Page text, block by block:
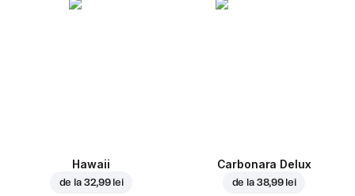
Hawaii
de la 32,99 lei
Carbonara Delux
de la 38,99 lei